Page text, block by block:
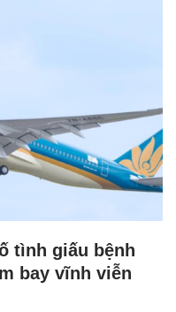
tình giấu bệnh
bay vĩnh viễn